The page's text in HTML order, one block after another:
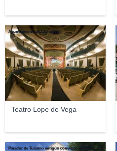
Teatro Lope de Vega
Ayuntamiento de Chinchón
Parador de Turismo antiguo convento de Agustinos